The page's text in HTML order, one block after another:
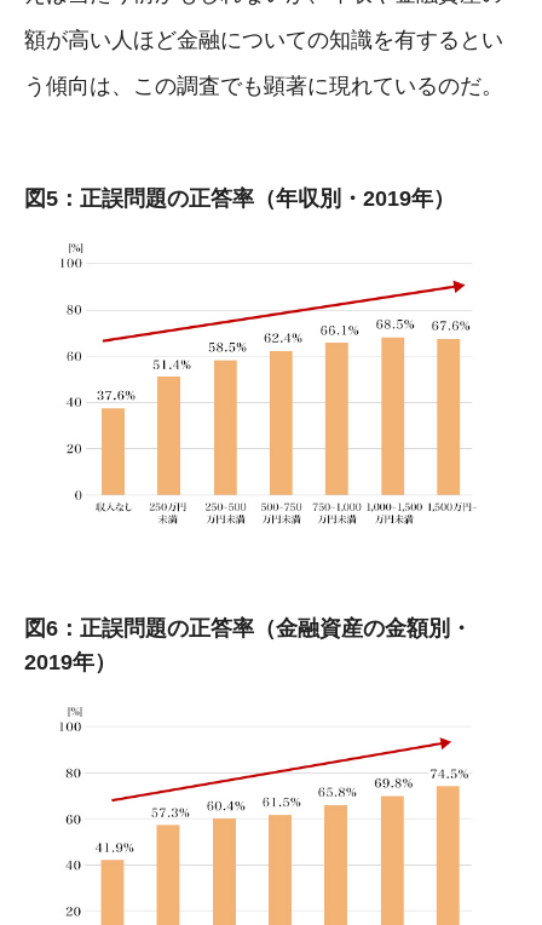
額が高い人ほど金融についての知識を有するとい
う傾向は、この調査でも顕著に現れているのだ。
図5：正誤問題の正答率（年収別・2019年）
図6：正誤問題の正答率（金融資産の金額別・
2019年）